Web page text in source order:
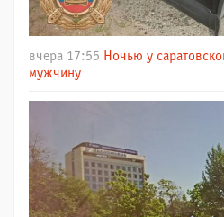
вчера 17:55 Ночью у
мужчину